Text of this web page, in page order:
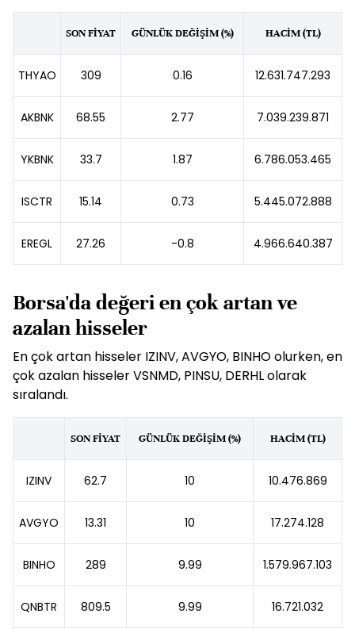
SON FİYAT GÜNLÜK DEĞİŞİM (%) HACİM (TL)
THYAO 309 0.16 12.631.747.293
AKBNK 68.55 2.77 7.039.239.871
YKBNK 33.7 1.87 6.786.053.465
ISCTR 15.14 0.73 5.445.072.888
EREGL 27.26 -0.8 4.966.640.387
Borsa'da değeri en çok artan ve
azalan hisseler
En çok artan hisseler IZINV, AVGYO, BINHO olurken, en
çok azalan hisseler VSNMD, PINSU, DERHL olarak
sıralandı.
SON FİYAT GÜNLÜK DEĞİŞİM (%) HACİM (TL)
IZINV 62.7 10 10.476.869
AVGYO 13.31 10 17.274.128
BINHO 289 9.99 1.579.967.103
QNBTR 809.5 9.99 16.721.032